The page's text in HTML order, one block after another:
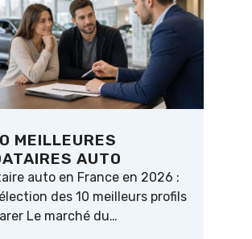
MEILLEURES
AUTO
auto en France en 2026 :
des 10 meilleurs profils
Le marché du…